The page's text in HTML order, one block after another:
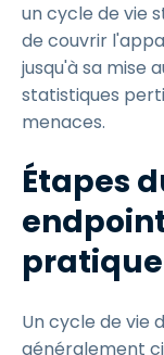
un cycle de vie
de couvrir
jusqu'à sa mise
statistiques
menaces.
Étapes
Un cycle de vie
généralement